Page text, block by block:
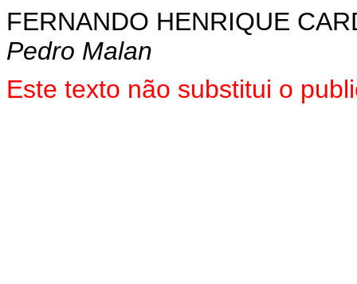
FERNANDO HENRIQUE
Pedro Malan
Este texto não substitui o